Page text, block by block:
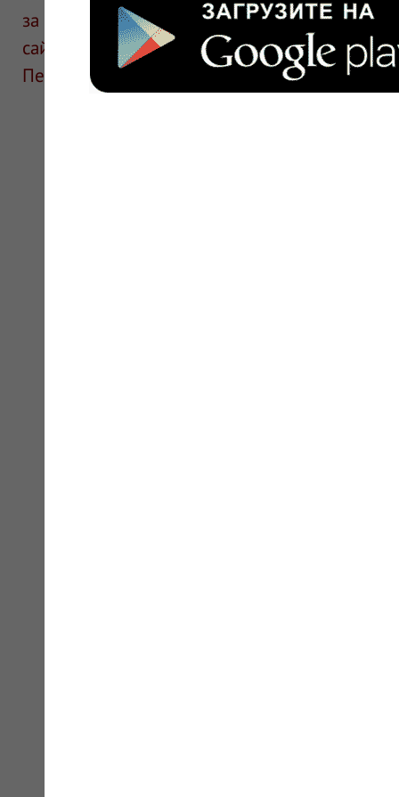
за информацию в отзывах. Описание
сайте для ознакомления и не является
Перед применением необходима